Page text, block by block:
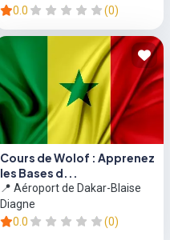
0.0
(0)
Cours de Wolof : Apprenez
les Bases d...
📍 Aéroport de Dakar-Blaise
Diagne
0.0
(0)